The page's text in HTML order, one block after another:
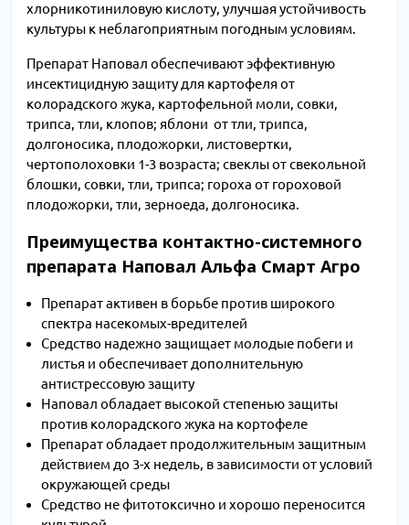
хлорникотиниловую кислоту, улучшая устойчивость
культуры к неблагоприятным погодным условиям.
Препарат Наповал обеспечивают эффективную
инсектицидную защиту для картофеля от
колорадского жука, картофельной моли, совки,
трипса, тли, клопов; яблони от тли, трипса,
долгоносика, плодожорки, листовертки,
чертополоховки 1-3 возраста; свеклы от свекольной
блошки, совки, тли, трипса; гороха от гороховой
плодожорки, тли, зерноеда, долгоносика.
Преимущества контактно-системного
препарата Наповал Альфа Смарт Агро
Препарат активен в борьбе против широкого
спектра насекомых-вредителей
Средство надежно защищает молодые побеги и
листья и обеспечивает дополнительную
антистрессовую защиту
Наповал обладает высокой степенью защиты
против колорадского жука на кортофеле
Препарат обладает продолжительным защитным
действием до 3-х недель, в зависимости от условий
окружающей среды
Средство не фитотоксично и хорошо переносится